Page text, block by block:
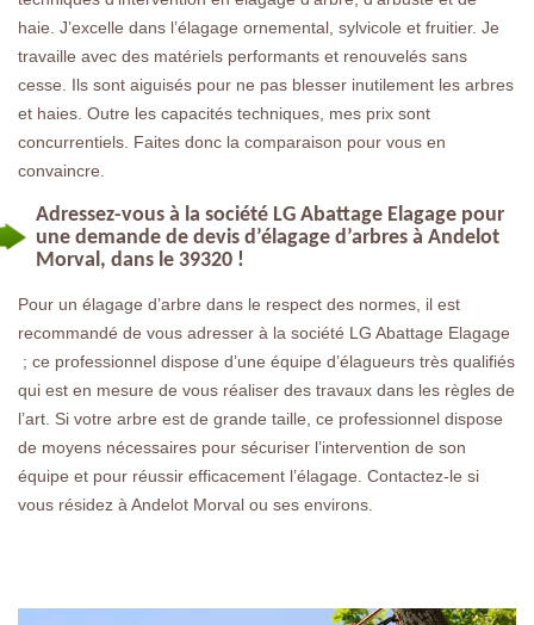
haie. J’excelle dans l’élagage ornemental, sylvicole et fruitier. Je
travaille avec des matériels performants et renouvelés sans
cesse. Ils sont aiguisés pour ne pas blesser inutilement les arbres
et haies. Outre les capacités techniques, mes prix sont
concurrentiels. Faites donc la comparaison pour vous en
convaincre.
Adressez-vous à la société LG Abattage Elagage pour
une demande de devis d’élagage d’arbres à Andelot
Morval, dans le 39320 !
Pour un élagage d’arbre dans le respect des normes, il est
recommandé de vous adresser à la société LG Abattage Elagage
; ce professionnel dispose d’une équipe d’élagueurs très qualifiés
qui est en mesure de vous réaliser des travaux dans les règles de
l’art. Si votre arbre est de grande taille, ce professionnel dispose
de moyens nécessaires pour sécuriser l’intervention de son
équipe et pour réussir efficacement l’élagage. Contactez-le si
vous résidez à Andelot Morval ou ses environs.